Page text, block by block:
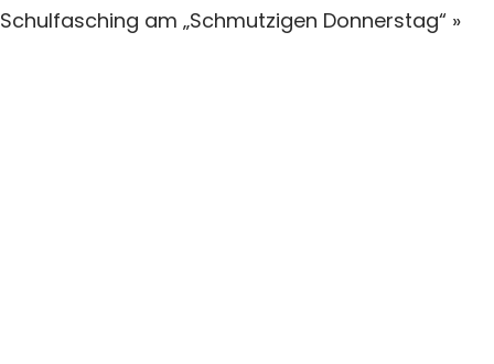
Schulfasching am „Schmutzigen Donnerstag“ »